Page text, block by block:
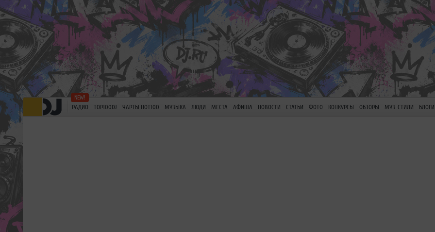
РАДИО TOP100DJ ЧАРТЫ HOT100 МУЗЫКА ЛЮДИ МЕСТА АФИША НОВОСТИ СТАТЬИ ФОТО КОНКУРСЫ ОБЗОРЫ МУЗ. СТИЛИ БЛОГИ